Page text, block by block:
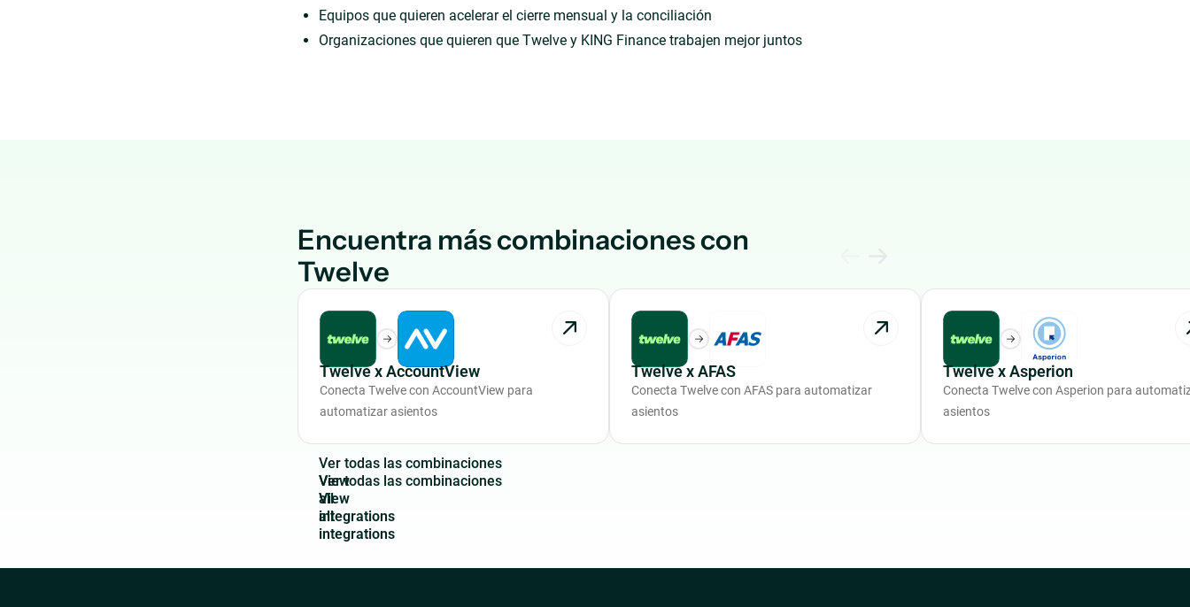
Equipos que quieren acelerar el cierre mensual y la conciliación
Organizaciones que quieren que Twelve y KING Finance trabajen mejor juntos
Encuentra más combinaciones con
Twelve
Twelve x AccountView
Conecta Twelve con AccountView para
automatizar asientos
Twelve x AFAS
Conecta Twelve con AFAS para automatizar
asientos
Twelve x Asperion
Conecta Twelve con Asperion para
asientos
Ver todas las combinaciones
View
all
integrations